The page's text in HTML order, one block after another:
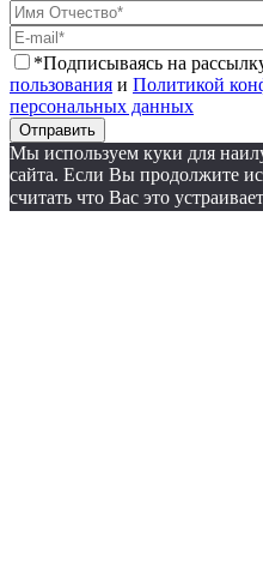
*Подписываясь на
пользования и Политикой
персональных данных
Отправить
Мы используем куки для
сайта. Если Вы продолжите
считать что Вас это